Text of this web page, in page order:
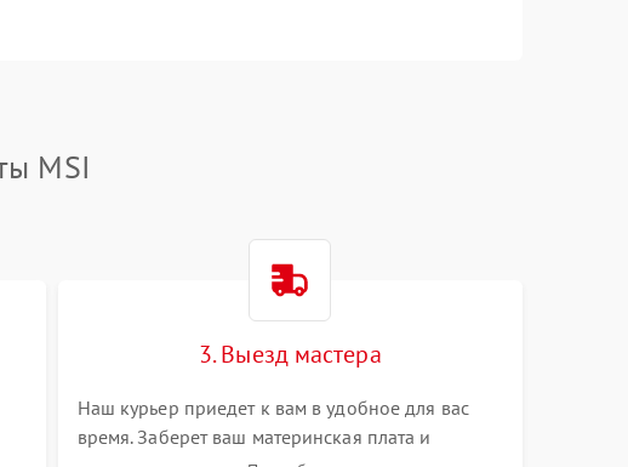
MSI
3. Выезд мастера
Наш курьер приедет к вам в удобное для вас
время. Заберет ваш материнская плата и